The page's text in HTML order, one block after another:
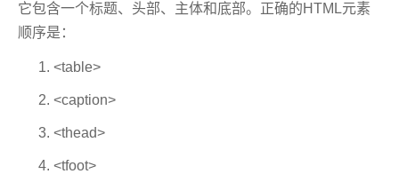
它包含一个标题、头部、主体和底部。正确的HTML元素
顺序是：
<table>
<caption>
<thead>
<tfoot>